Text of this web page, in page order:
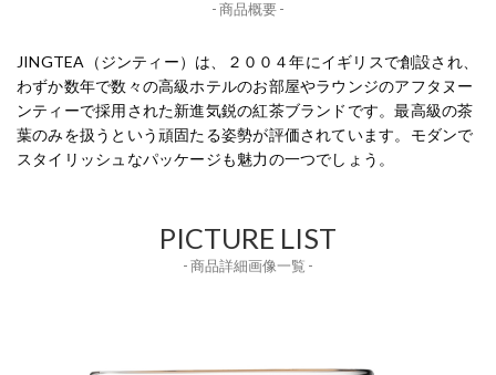
- 商品概要 -
JINGTEA（ジンティー）は、２００４年にイギリスで創設され、
わずか数年で数々の高級ホテルのお部屋やラウンジのアフタヌー
ンティーで採用された新進気鋭の紅茶ブランドです。最高級の茶
葉のみを扱うという頑固たる姿勢が評価されています。モダンで
スタイリッシュなパッケージも魅力の一つでしょう。
PICTURE LIST
- 商品詳細画像一覧 -